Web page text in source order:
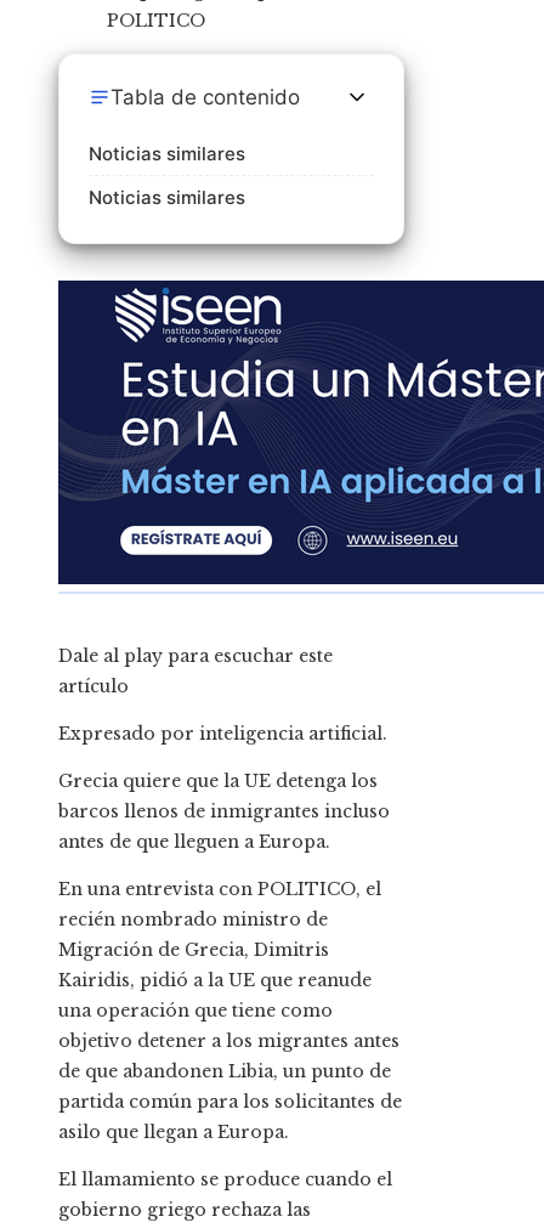
Tabla de contenido
Noticias similares
Noticias similares
Dale al play para escuchar este
artículo
Expresado por inteligencia artificial.
Grecia quiere que la UE detenga los
barcos llenos de inmigrantes incluso
antes de que lleguen a Europa.
En una entrevista con POLITICO, el
recién nombrado ministro de
Migración de Grecia, Dimitris
Kairidis, pidió a la UE que reanude
una operación que tiene como
objetivo detener a los migrantes antes
de que abandonen Libia, un punto de
partida común para los solicitantes de
asilo que llegan a Europa.
El llamamiento se produce cuando el
gobierno griego rechaza las